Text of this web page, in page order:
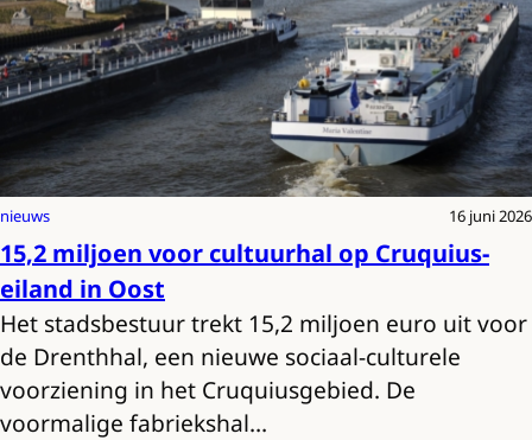
nieuws 16 juni 2026
15,2 miljoen voor cultuurhal op Cruquius-
eiland in Oost
Het stadsbestuur trekt 15,2 miljoen euro uit voor
de Drenthhal, een nieuwe sociaal-culturele
voorziening in het Cruquiusgebied. De
voormalige fabriekshal…